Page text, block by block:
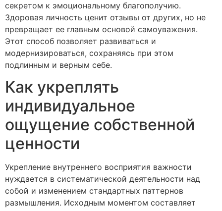
секретом к эмоциональному благополучию.
Здоровая личность ценит отзывы от других, но не
превращает ее главным основой самоуважения.
Этот способ позволяет развиваться и
модернизироваться, сохраняясь при этом
подлинным и верным себе.
Как укреплять
индивидуальное
ощущение собственной
ценности
Укрепление внутреннего восприятия важности
нуждается в систематической деятельности над
собой и изменением стандартных паттернов
размышления. Исходным моментом составляет